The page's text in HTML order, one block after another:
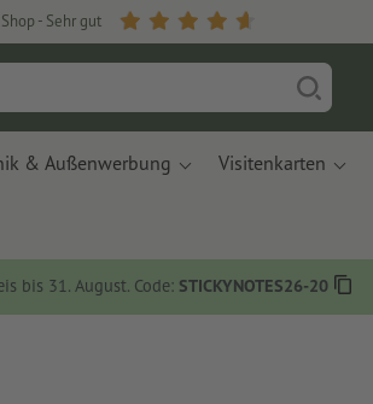
- Sehr gut
& Außenwerbung Visitenkarten
bis 31. August. Code: STICKYNOTES26-20